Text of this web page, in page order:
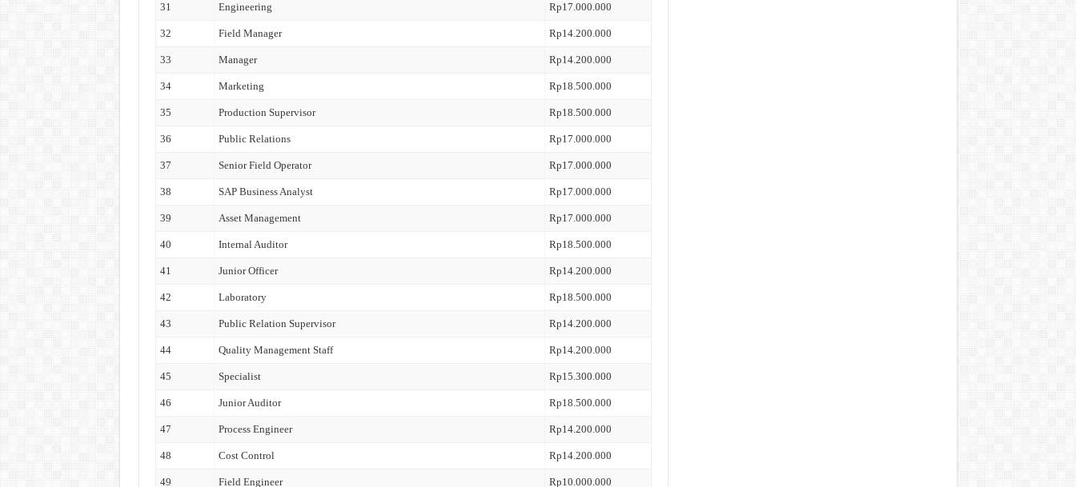
31 Engineering Rp17.000.000
32 Field Manager Rp14.200.000
33 Manager Rp14.200.000
34 Marketing Rp18.500.000
35 Production Supervisor Rp18.500.000
36 Public Relations Rp17.000.000
37 Senior Field Operator Rp17.000.000
38 SAP Business Analyst Rp17.000.000
39 Asset Management Rp17.000.000
40 Internal Auditor Rp18.500.000
41 Junior Officer Rp14.200.000
42 Laboratory Rp18.500.000
43 Public Relation Supervisor Rp14.200.000
44 Quality Management Staff Rp14.200.000
45 Specialist Rp15.300.000
46 Junior Auditor Rp18.500.000
47 Process Engineer Rp14.200.000
48 Cost Control Rp14.200.000
49 Field Engineer Rp10.000.000